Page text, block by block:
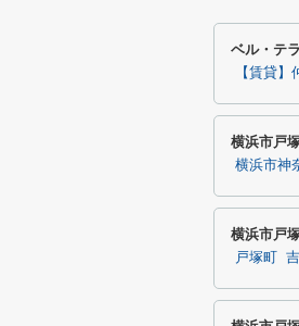
ベル・テ
【賃貸
横浜市戸
横浜市神
横浜市戸
戸塚町